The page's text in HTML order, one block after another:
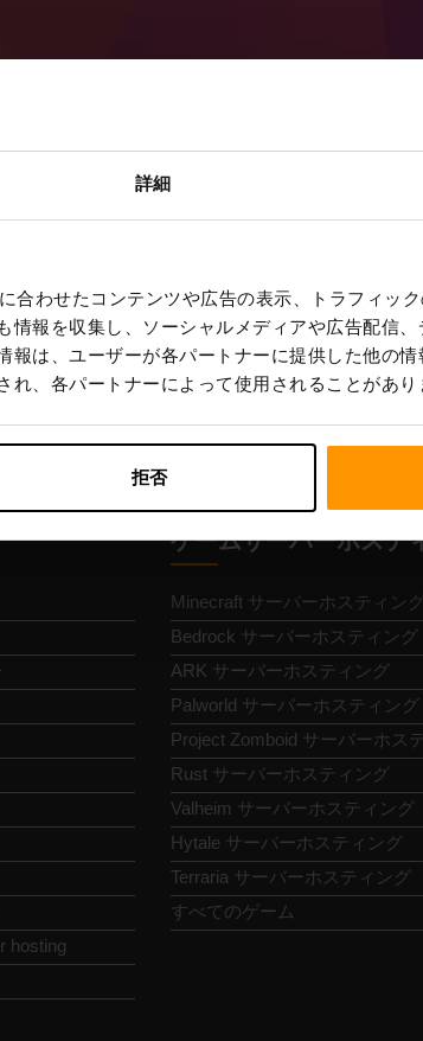
詳細
合わせたコンテンツや広告の表示、トラフィッ
情報を収集し、ソーシャルメディアや広告配信
報は、ユーザーが各パートナーに提供した他の
、各パートナーによって使用されることがあり
拒否
hosting
ゲームサーバーホステ
Minecraft サーバーホスティン
Bedrock サーバーホスティング
ARK サーバーホスティング
Palworld サーバーホスティング
Project Zomboid サーバーホス
Rust サーバーホスティング
Valheim サーバーホスティング
Hytale サーバーホスティング
Terraria サーバーホスティング
すべてのゲーム